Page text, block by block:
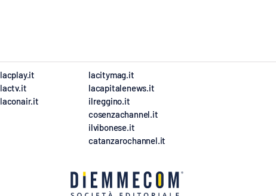
lacplay.it
lactv.it
laconair.it
lacitymag.it
lacapitalenews.it
ilreggino.it
cosenzachannel.it
ilvibonese.it
catanzarochannel.it